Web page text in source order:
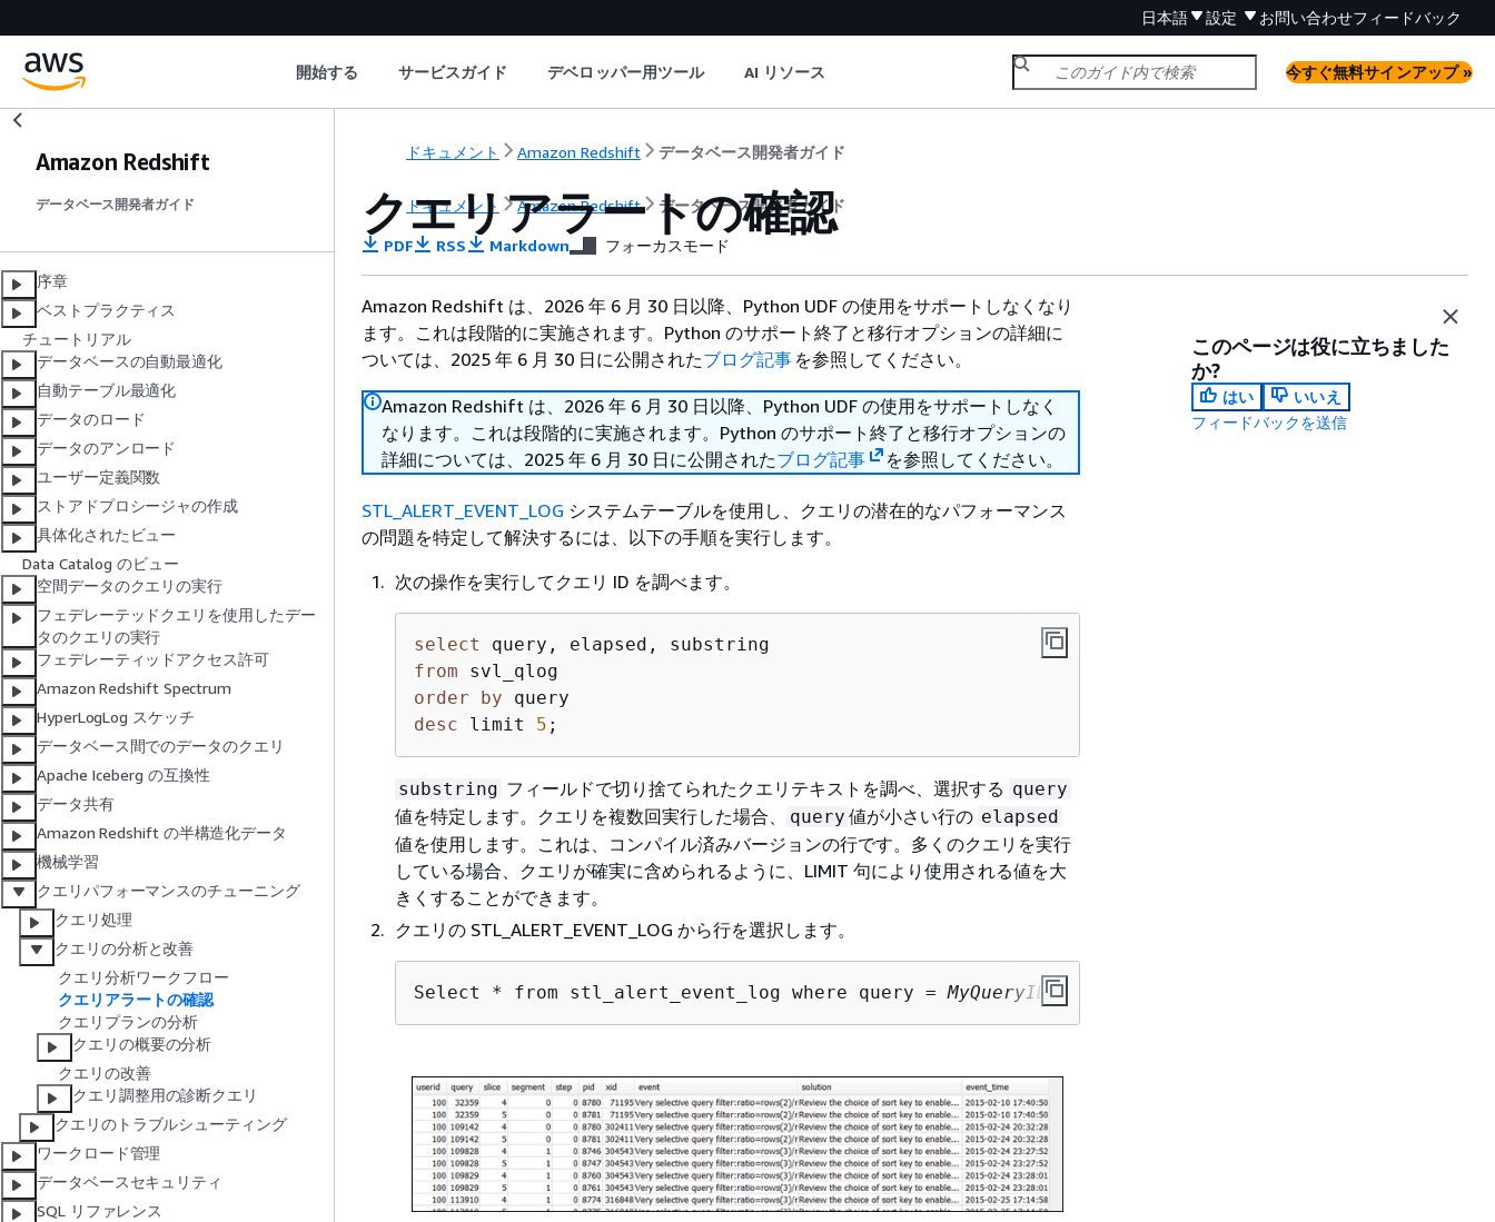
日本語 設定 お問い合わせフィードバック
開始する サービスガイド デベロッパー用ツール AI リソース 今すぐ無料サインアップ »
Amazon Redshift
データベース開発者ガイド
序章
ベストプラクティス
チュートリアル
データベースの自動最適化
自動テーブル最適化
データのロード
データのアンロード
ユーザー定義関数
ストアドプロシージャの作成
具体化されたビュー
Data Catalog のビュー
空間データのクエリの実行
フェデレーテッドクエリを使用したデー
タのクエリの実行
フェデレーティッドアクセス許可
Amazon Redshift Spectrum
HyperLogLog スケッチ
データベース間でのデータのクエリ
Apache Iceberg の互換性
データ共有
Amazon Redshift の半構造化データ
機械学習
クエリパフォーマンスのチューニング
クエリ処理
クエリの分析と改善
クエリ分析ワークフロー
クエリアラートの確認
クエリプランの分析
クエリの概要の分析
クエリの改善
クエリ調整用の診断クエリ
クエリのトラブルシューティング
ワークロード管理
データベースセキュリティ
SQL リファレンス
ドキュメント Amazon Redshift データベース開発者ガイド
ドキュメント Amazon Redshift データベース開発者ガイド
クエリアラートの確認
PDF RSS Markdown フォーカスモード
Amazon Redshift は、2026 年 6 月 30 日以降、Python UDF の使用をサポートしなくなり
ます。これは段階的に実施されます。Python のサポート終了と移行オプションの詳細に
ついては、2025 年 6 月 30 日に公開されたブログ記事 を参照してください。
Amazon Redshift は、2026 年 6 月 30 日以降、Python UDF の使用をサポートしなく
なります。これは段階的に実施されます。Python のサポート終了と移行オプションの
詳細については、2025 年 6 月 30 日に公開されたブログ記事 を参照してください。
STL_ALERT_EVENT_LOG システムテーブルを使用し、クエリの潜在的なパフォーマンス
の問題を特定して解決するには、以下の手順を実行します。
次の操作を実行してクエリ ID を調べます。
select
from
order
by
desc limit 5 ;
substring フィールドで切り捨てられたクエリテキストを調べ、選択する query
値を特定します。クエリを複数回実行した場合、 query 値が小さい行の elapsed
値を使用します。これは、コンパイル済みバージョンの行です。多くのクエリを実行
している場合、クエリが確実に含められるように、LIMIT 句により使用される値を大
きくすることができます。
クエリの STL_ALERT_EVENT_LOG から行を選択します。
Select * from stl_alert_event_log where query = MyQueryID;
このページは役に立ちました
か?
はい
いいえ
フィードバックを送信